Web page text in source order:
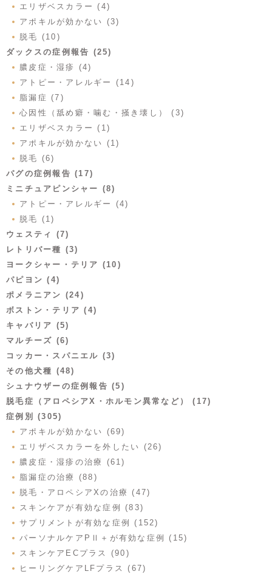
エリザベスカラー (4)
アポキルが効かない (3)
脱毛 (10)
ダックスの症例報告 (25)
膿皮症・湿疹 (4)
アトピー・アレルギー (14)
脂漏症 (7)
心因性（舐め癖・噛む・掻き壊し） (3)
エリザベスカラー (1)
アポキルが効かない (1)
脱毛 (6)
パグの症例報告 (17)
ミニチュアピンシャー (8)
アトピー・アレルギー (4)
脱毛 (1)
ウェスティ (7)
レトリバー種 (3)
ヨークシャー・テリア (10)
パピヨン (4)
ポメラニアン (24)
ボストン・テリア (4)
キャバリア (5)
マルチーズ (6)
コッカー・スパニエル (3)
その他犬種 (48)
シュナウザーの症例報告 (5)
脱毛症（アロペシアX・ホルモン異常など） (17)
症例別 (305)
アポキルが効かない (69)
エリザベスカラーを外したい (26)
膿皮症・湿疹の治療 (61)
脂漏症の治療 (88)
脱毛・アロペシアXの治療 (47)
スキンケアが有効な症例 (83)
サプリメントが有効な症例 (152)
パーソナルケアPⅡ＋が有効な症例 (15)
スキンケアECプラス (90)
ヒーリングケアLFプラス (67)